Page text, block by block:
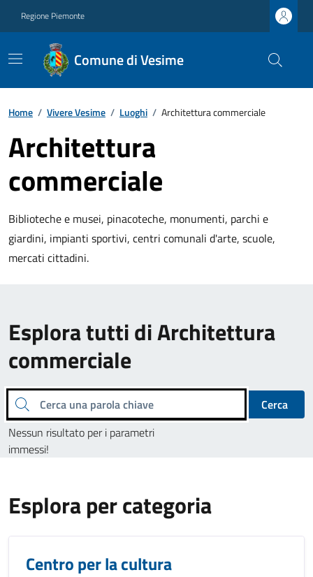
Regione Piemonte
Comune di Vesime
Home / Vivere Vesime / Luoghi / Architettura commerciale
Architettura
commerciale
Biblioteche e musei, pinacoteche, monumenti, parchi e
giardini, impianti sportivi, centri comunali d'arte, scuole,
mercati cittadini.
Esplora tutti di Architettura
commerciale
Cerca una parola chiave
Cerca
Nessun risultato per i parametri
immessi!
Esplora per categoria
Centro per la cultura